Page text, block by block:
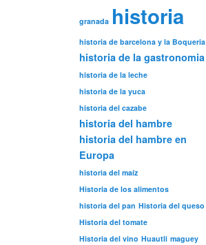
granada historia
historia de barcelona y la Boqueria
historia de la gastronomia
historia de la leche
historia de la yuca
historia del cazabe
historia del hambre
historia del hambre en
Europa
historia del maíz
Historia de los alimentos
historia del pan Historia del queso
Historia del tomate
Historia del vino Huautli maguey